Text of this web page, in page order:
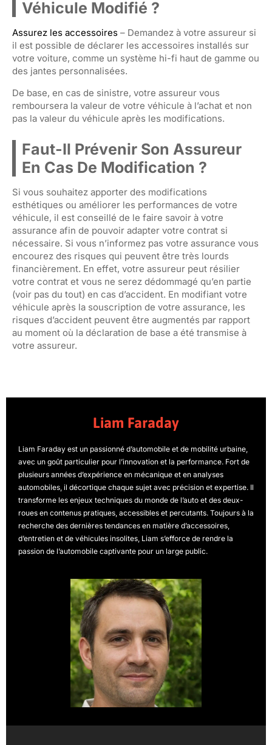
Véhicule Modifié ?
Assurez les accessoires – Demandez à votre assureur si
il est possible de déclarer les accessoires installés sur
votre voiture, comme un système hi-fi haut de gamme ou
des jantes personnalisées.
De base, en cas de sinistre, votre assureur vous
remboursera la valeur de votre véhicule à l’achat et non
pas la valeur du véhicule après les modifications.
Faut-Il Prévenir Son Assureur
En Cas De Modification ?
Si vous souhaitez apporter des modifications
esthétiques ou améliorer les performances de votre
véhicule, il est conseillé de le faire savoir à votre
assurance afin de pouvoir adapter votre contrat si
nécessaire. Si vous n’informez pas votre assurance vous
encourez des risques qui peuvent être très lourds
financièrement. En effet, votre assureur peut résilier
votre contrat et vous ne serez dédommagé qu’en partie
(voir pas du tout) en cas d’accident. En modifiant votre
véhicule après la souscription de votre assurance, les
risques d’accident peuvent être augmentés par rapport
au moment où la déclaration de base a été transmise à
votre assureur.
Liam Faraday
Liam Faraday est un passionné d’automobile et de mobilité urbaine,
avec un goût particulier pour l’innovation et la performance. Fort de
plusieurs années d’expérience en mécanique et en analyses
automobiles, il décortique chaque sujet avec précision et expertise. Il
transforme les enjeux techniques du monde de l’auto et des deux-
roues en contenus pratiques, accessibles et percutants. Toujours à la
recherche des dernières tendances en matière d’accessoires,
d’entretien et de véhicules insolites, Liam s’efforce de rendre la
passion de l’automobile captivante pour un large public.